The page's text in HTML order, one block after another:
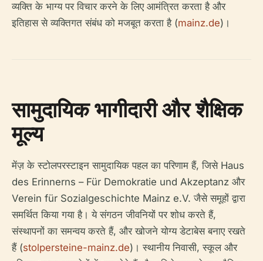
व्यक्ति के भाग्य पर विचार करने के लिए आमंत्रित करता है और
इतिहास से व्यक्तिगत संबंध को मजबूत करता है (mainz.de)।
सामुदायिक भागीदारी और शैक्षिक
मूल्य
मेंज़ के स्टोलपरस्टाइन सामुदायिक पहल का परिणाम हैं, जिसे Haus
des Erinnerns – Für Demokratie und Akzeptanz और
Verein für Sozialgeschichte Mainz e.V. जैसे समूहों द्वारा
समर्थित किया गया है। ये संगठन जीवनियों पर शोध करते हैं,
संस्थापनों का समन्वय करते हैं, और खोजने योग्य डेटाबेस बनाए रखते
हैं (stolpersteine-mainz.de)। स्थानीय निवासी, स्कूल और